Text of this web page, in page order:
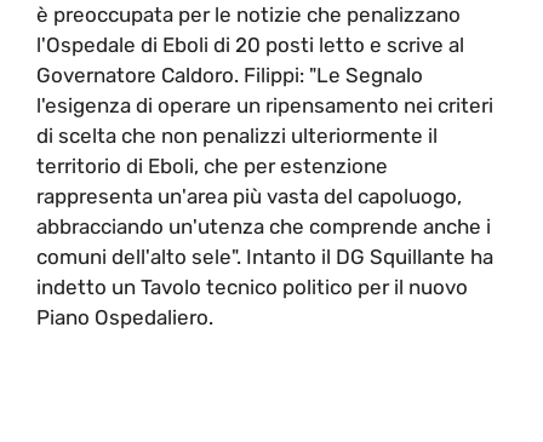
è preoccupata per le notizie che penalizzano
l'Ospedale di Eboli di 20 posti letto e scrive al
Governatore Caldoro. Filippi: "Le Segnalo
l'esigenza di operare un ripensamento nei criteri
di scelta che non penalizzi ulteriormente il
territorio di Eboli, che per estenzione
rappresenta un'area più vasta del capoluogo,
abbracciando un'utenza che comprende anche i
comuni dell'alto sele". Intanto il DG Squillante ha
indetto un Tavolo tecnico politico per il nuovo
Piano Ospedaliero.